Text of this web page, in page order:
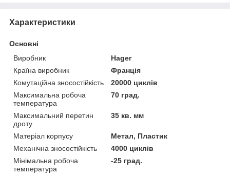
Характеристики
Основні
Виробник
Hager
Країна виробник
Франція
Комутаційна зносостійкість
20000 циклів
Максимальна робоча
температура
70 град.
Максимальний перетин
дроту
35 кв. мм
Матеріал корпусу
Метал, Пластик
Механічна зносостійкість
4000 циклів
Мінімальна робоча
температура
-25 град.